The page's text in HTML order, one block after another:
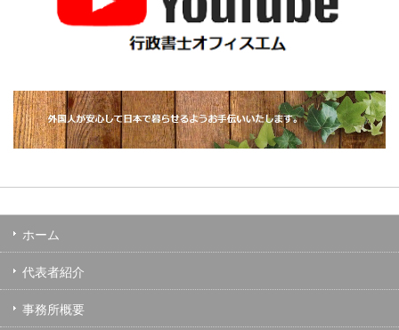
ホーム
代表者紹介
事務所概要